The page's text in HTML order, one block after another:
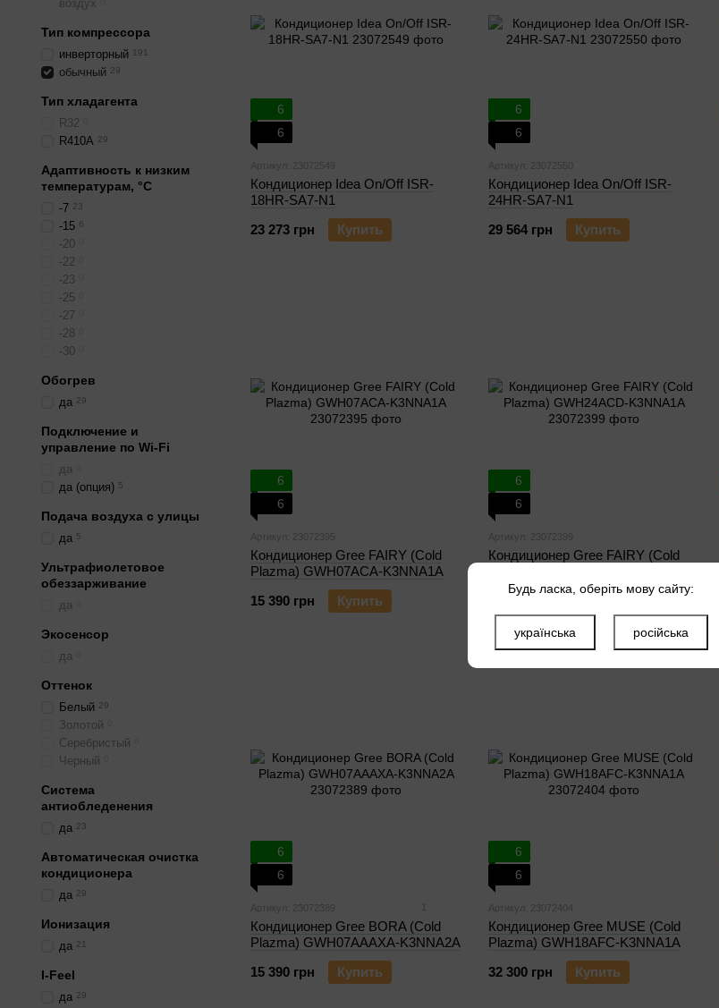
6
6
Артикул: 23072549
Кондиционер Idea On/Off ISR-
18HR-SA7-N1
23 273 грн
Купить
6
6
Артикул: 23072550
Кондиционер Idea On/Off ISR-
24HR-SA7-N1
29 564 грн
Купить
6
6
Артикул: 23072395
Кондиционер Gree FAIRY (Cold
Plazma) GWH07ACA-K3NNA1A
15 390 грн
Купить
6
6
Артикул: 23072399
Кондиционер Gree FAIRY (Cold
40 204 грн
Купить
6
6
Артикул: 23072389
Кондиционер Gree BORA (Cold
Plazma) GWH07AAAXA-K3NNA2A
15 390 грн
Купить
6
6
Артикул: 23072404
Кондиционер Gree MUSE (Cold
Plazma) GWH18AFC-K3NNA1A
32 300 грн
Купить
воздух
Тип компрессора
инверторный 191
обычный 29
Тип хладагента
R32
R410A 29
Адаптивность к низким
температурам, °С
-7 23
-15 6
-20
-22
-23
-25
-27
-28
-30
Обогрев
да 29
Подключение и
управление по Wi-Fi
да
да (опция) 5
Подача воздуха с улицы
да 5
Ультрафиолетовое
обеззарживание
да
Экосенсор
да
Оттенок
Белый 29
Золотой
Серебристый
Черный
Система
антиобледенения
да 23
Автоматическая очистка
кондиционера
да 29
Ионизация
да 21
I-Feel
да 29
Будь ласка, оберіть мову сайту:
українська російська